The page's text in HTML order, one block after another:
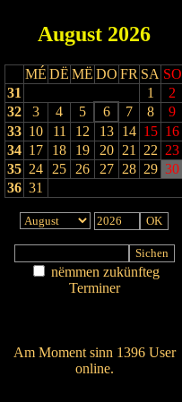
August 2026
MÉ DË MË DO FR SA SO
31
1
2
32
3 4 5 6 7 8
9
33 10 11 12 13 14 15 16
34 17 18 19 20 21 22 23
35 24 25 26 27 28 29 30
36 31
nëmmen zukünfteg
Terminer
Am Moment sinn 1396 User
online.